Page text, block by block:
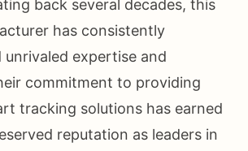
back several decades, this
has consistently
expertise and
commitment to providing
tracking solutions has earned
reputation as leaders in